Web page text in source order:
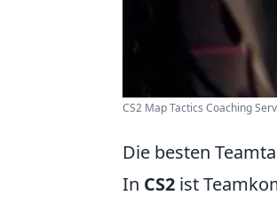
CS2 Map Tactics Coaching
Die besten
In CS2 ist